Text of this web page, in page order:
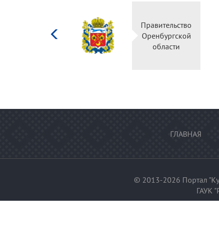
Министерство
культуры
Российской
федерации
ГЛАВНАЯ
© 2013-2026 Портал
ГАУК